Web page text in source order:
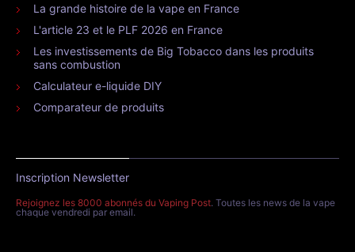
La grande histoire de la vape en France
L'article 23 et le PLF 2026 en France
Les investissements de Big Tobacco dans les produits
sans combustion
Calculateur e-liquide DIY
Comparateur de produits
Inscription Newsletter
Rejoignez les 8000 abonnés du Vaping Post. Toutes les news de la vape
chaque vendredi par email.